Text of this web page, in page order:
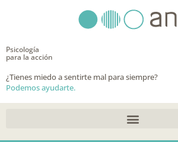
contenido
Psicología
para la acción
¿Tienes miedo a sentirte mal para siempre?
Podemos ayudarte.